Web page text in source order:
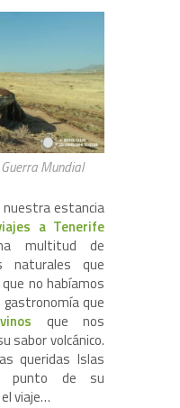
Mundial
estancia
a Tenerife
multitud de
naturales que
no habíamos
que
vinos
que nos
sabor volcánico.
queridas Islas
punto de su
viaje…